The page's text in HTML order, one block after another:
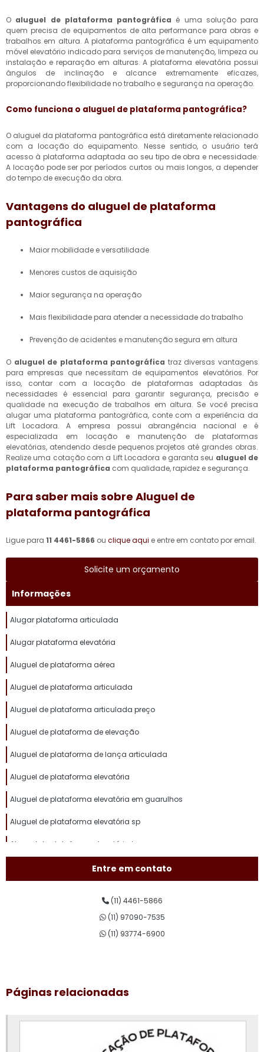
O aluguel de plataforma pantográfica é uma solução para
quem precisa de equipamentos de alta performance para obras e
trabalhos em altura. A plataforma pantográfica é um equipamento
móvel elevatório indicado para serviços de manutenção, limpeza ou
instalação e reparação em alturas. A plataforma elevatória possui
ângulos de inclinação e alcance extremamente eficazes,
proporcionando flexibilidade no trabalho e segurança na operação.
Como funciona o aluguel de plataforma pantográfica?
O aluguel da plataforma pantográfica está diretamente relacionado
com a locação do equipamento. Nesse sentido, o usuário terá
acesso à plataforma adaptada ao seu tipo de obra e necessidade.
A locação pode ser por períodos curtos ou mais longos, a depender
do tempo de execução da obra.
Vantagens do aluguel de plataforma
pantográfica
Maior mobilidade e versatilidade
Menores custos de aquisição
Maior segurança na operação
Mais flexibilidade para atender a necessidade do trabalho
Prevenção de acidentes e manutenção segura em altura
O aluguel de plataforma pantográfica traz diversas vantagens
para empresas que necessitam de equipamentos elevatórios. Por
isso, contar com a locação de plataformas adaptadas às
necessidades é essencial para garantir segurança, precisão e
qualidade na execução de trabalhos em altura. Se você precisa
alugar uma plataforma pantográfica, conte com a experiência da
Lift Locadora. A empresa possui abrangência nacional e é
especializada em locação e manutenção de plataformas
elevatórias, atendendo desde pequenos projetos até grandes obras.
Realize uma cotação com a Lift Locadora e garanta seu aluguel de
plataforma pantográfica com qualidade, rapidez e segurança.
Para saber mais sobre Aluguel de
plataforma pantográfica
Ligue para 11 4461-5866 ou clique aqui e entre em contato por email.
Solicite um orçamento
Informações
Alugar plataforma articulada
Alugar plataforma elevatória
Aluguel de plataforma aérea
Aluguel de plataforma articulada
Aluguel de plataforma articulada preço
Aluguel de plataforma de elevação
Aluguel de plataforma de lança articulada
Aluguel de plataforma elevatória
Aluguel de plataforma elevatória em guarulhos
Aluguel de plataforma elevatória sp
Aluguel de plataforma elevatória tesoura
Aluguel de plataforma pantográfica
Aluguel plataforma tesoura
Assistência técnica de plataforma elevatória
Curso de plataforma elevatória valor
Empresa de aluguel de plataforma elevatória
Empresa de plataforma elevatória
Entre em contato
(11) 4461-5866
(11) 97090-7535
(11) 93774-6900
Páginas relacionadas